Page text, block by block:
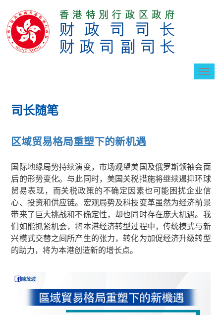
切
司长随笔
区域贸易格局重塑下的新机遇
国际地缘局势持续演变，市场观望美国及俄罗斯领袖会面
后的形势变化。与此同时，美国关税措施将继续遏抑环球
贸易表现，而关税政策的不确定因素也可能困扰企业信
心、投资和供应链。宏观局势及科技变革虽然为经济前景
带来了巨大挑战和不确定性，却也同时存在庞大机遇。我
们如能抓紧机会，将本港经济转型过程中，传统模式与新
兴模式交替之间所产生的张力，转化为加促经济升级转型
的助力，将为本港创造新的增长点。